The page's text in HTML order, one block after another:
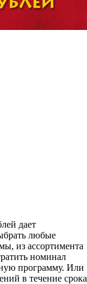
дает
любые
из ассортимента
номинал
программу. Или
в течение срока